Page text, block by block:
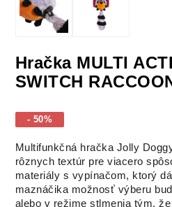
Hračka MULTI
SWITCH
- 50%
Multifunkčná hračka Jolly
rôznych textúr pre viacero
materiály s vypínačom, ktorý
maznáčika možnosť výberu
alebo v režime stlmenia tým,